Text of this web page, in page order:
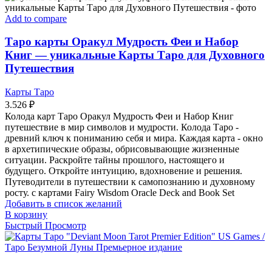
Add to compare
Таро карты Оракул Мудрость Феи и Набор
Книг — уникальные Карты Таро для Духовного
Путешествия
Карты Таро
3.526 ₽
Колода карт Таро Оракул Мудрость Феи и Набор Книг
путешествие в мир символов и мудрости. Колода Таро -
древний ключ к пониманию себя и мира. Каждая карта - окно
в архетипические образы, обрисовывающие жизненные
ситуации. Раскройте тайны прошлого, настоящего и
будущего. Откройте интуицию, вдохновение и решения.
Путеводители в путешествии к самопознанию и духовному
росту. с картами Fairy Wisdom Oracle Deck and Book Set
Добавить в список желаний
В корзину
Быстрый Просмотр